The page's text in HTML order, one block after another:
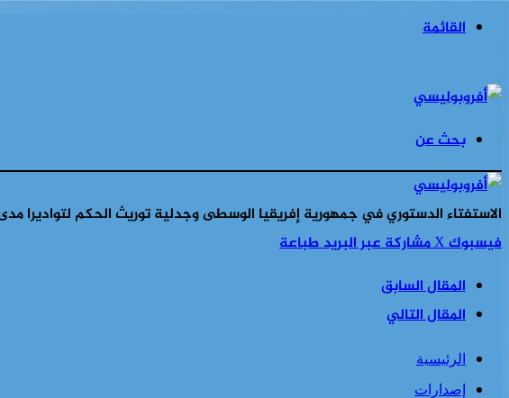
القائمة
بحث عن
الاستفتاء الدستوري في جمهورية إفريقيا الوسطى وجدلية توريث الحكم لتواديرا
فيسبوك‫Xمشاركة عبر البريدطباعة
المقال السابق
المقال التالي
الرئيسية
إصدارات